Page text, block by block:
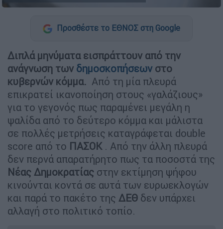
Προσθέστε το ΕΘΝΟΣ στη Google
Διπλά μηνύματα εισπράττουν από την
ανάγνωση των δημοσκοπήσεων στο
κυβερνών κόμμα. Από τη μία πλευρά
επικρατεί ικανοποίηση στους «γαλάζιους»
για το γεγονός πως παραμένει μεγάλη η
ψαλίδα από το δεύτερο κόμμα και μάλιστα
σε πολλές μετρήσεις καταγράφεται double
score από το ΠΑΣΟΚ . Από την άλλη πλευρά
δεν περνά απαρατήρητο πως τα ποσοστά της
Νέας Δημοκρατίας στην εκτίμηση ψήφου
κινούνται κοντά σε αυτά των ευρωεκλογών
και παρά το πακέτο της ΔΕΘ δεν υπάρχει
αλλαγή στο πολιτικό τοπίο.